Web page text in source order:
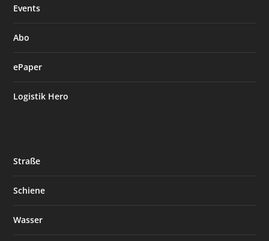
Events
Abo
ePaper
Logistik Hero
Straße
Schiene
Wasser